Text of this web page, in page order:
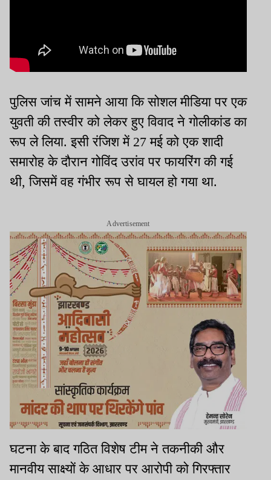
पुलिस जांच में सामने आया कि सोशल मीडिया पर एक
युवती की तस्वीर को लेकर हुए विवाद ने गोलीकांड का
रूप ले लिया. इसी रंजिश में 27 मई को एक शादी
समारोह के दौरान गोविंद उरांव पर फायरिंग की गई
थी, जिसमें वह गंभीर रूप से घायल हो गया था.
Advertisement
घटना के बाद गठित विशेष टीम ने तकनीकी और
मानवीय साक्ष्यों के आधार पर आरोपी को गिरफ्तार